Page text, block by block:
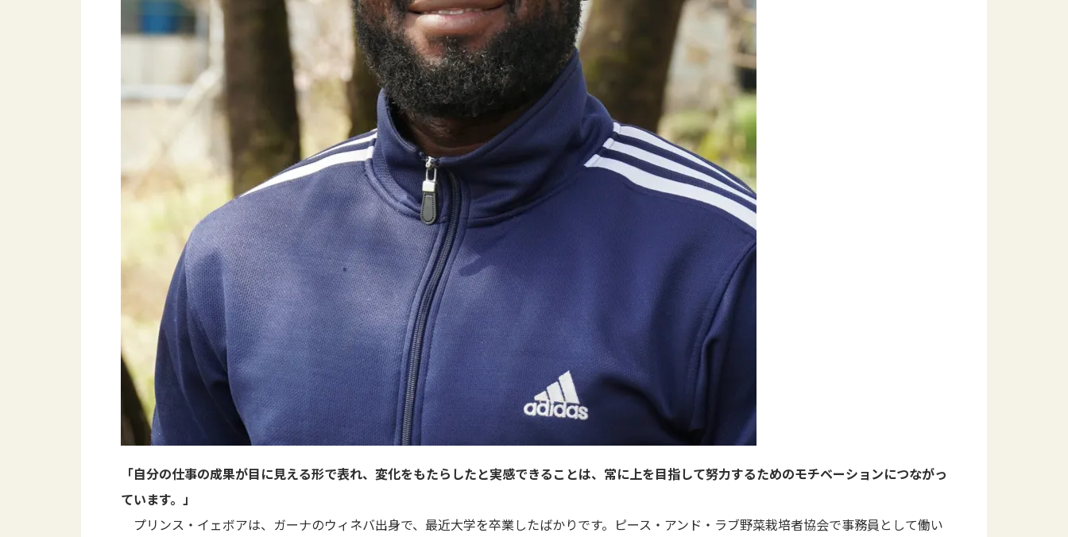
「自分の仕事の成果が目に見える形で表れ、変化をもたらしたと実感できることは、常に上を目指して努力するためのモチベーションにつながっ
ています。」
プリンス・イェボアは、ガーナのウィネバ出身で、最近大学を卒業したばかりです。ピース・アンド・ラブ野菜栽培者協会で事務員として働い